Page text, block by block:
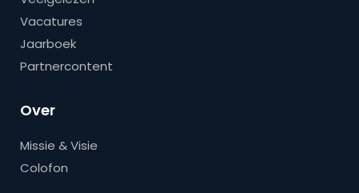
Vacatures
Jaarboek
Partnercontent
Over
Missie & Visie
Colofon